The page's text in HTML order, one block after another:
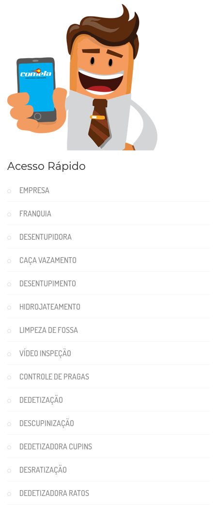
Acesso Rápido
EMPRESA
FRANQUIA
DESENTUPIDORA
CAÇA VAZAMENTO
DESENTUPIMENTO
HIDROJATEAMENTO
LIMPEZA DE FOSSA
VÍDEO INSPEÇÃO
CONTROLE DE PRAGAS
DEDETIZAÇÃO
DESCUPINIZAÇÃO
DEDETIZADORA CUPINS
DESRATIZAÇÃO
DEDETIZADORA RATOS